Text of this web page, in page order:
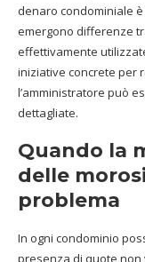
denaro condominiale
emergono differenze
effettivamente
iniziative concrete per
l’amministratore può
dettagliate.
Quando la
delle
problema
In ogni condominio
presenza di quote non